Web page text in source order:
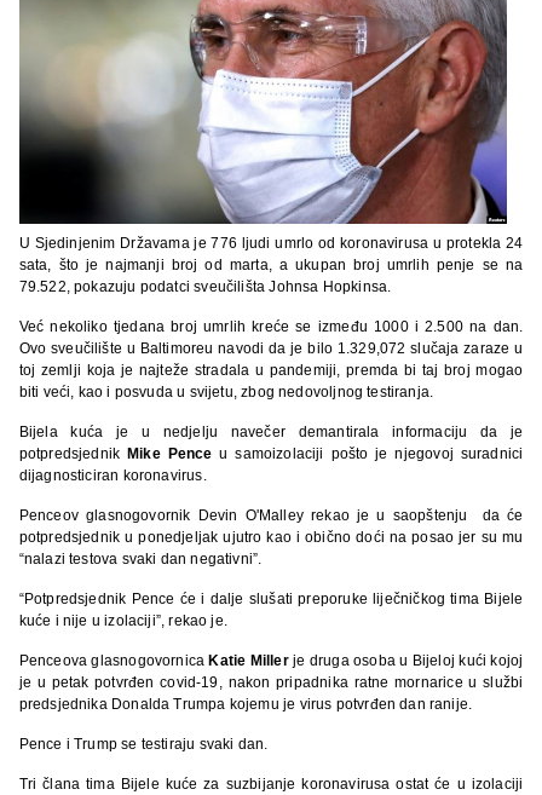
U Sjedinjenim Državama je 776 ljudi umrlo od koronavirusa u protekla 24
sata, što je najmanji broj od marta, a ukupan broj umrlih penje se na
79.522, pokazuju podatci sveučilišta Johnsa Hopkinsa.
Već nekoliko tjedana broj umrlih kreće se između 1000 i 2.500 na dan.
Ovo sveučilište u Baltimoreu navodi da je bilo 1.329,072 slučaja zaraze u
toj zemlji koja je najteže stradala u pandemiji, premda bi taj broj mogao
biti veći, kao i posvuda u svijetu, zbog nedovoljnog testiranja.
Bijela kuća je u nedjelju navečer demantirala informaciju da je
potpredsjednikMike Pence u samoizolaciji pošto je njegovoj suradnici
dijagnosticiran koronavirus.
Penceov glasnogovornik Devin O'Malley rekao je u saopštenju da će
potpredsjednik u ponedjeljak ujutro kao i obično doći na posao jer su mu
“nalazi testova svaki dan negativni”.
“Potpredsjednik Pence će i dalje slušati preporuke liječničkog tima Bijele
kuće i nije u izolaciji”, rekao je.
Penceova glasnogovornicaKatie Millerje druga osoba u Bijeloj kući kojoj
je u petak potvrđen covid-19, nakon pripadnika ratne mornarice u službi
predsjednika Donalda Trumpa kojemu je virus potvrđen dan ranije.
Pence i Trump se testiraju svaki dan.
Tri člana tima Bijele kuće za suzbijanje koronavirusa ostat će u izolaciji